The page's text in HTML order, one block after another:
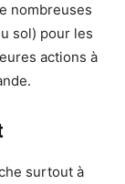
nombreuses
sol) pour les
actions à
surtout à